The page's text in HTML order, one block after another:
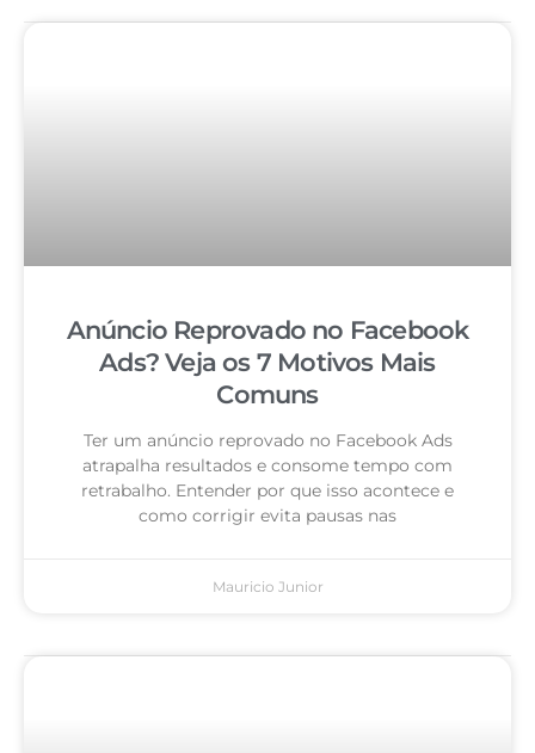
Anúncio Reprovado no Facebook
Ads? Veja os 7 Motivos Mais
Comuns
Ter um anúncio reprovado no Facebook Ads
atrapalha resultados e consome tempo com
retrabalho. Entender por que isso acontece e
como corrigir evita pausas nas
Mauricio Junior